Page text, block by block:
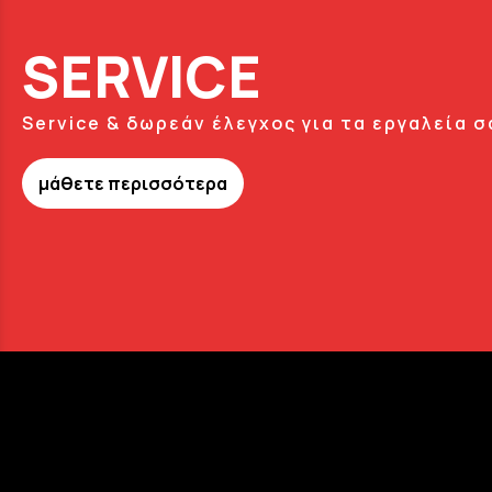
SERVICE
Service & δωρεάν έλεγχος για τα εργαλεία
μάθετε περισσότερα